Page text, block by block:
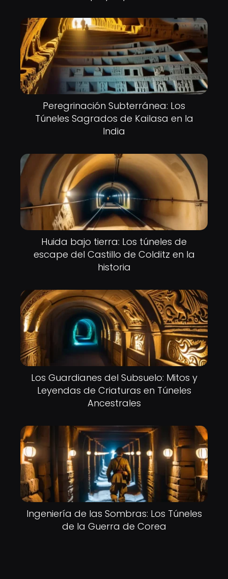
Peregrinación Subterránea: Los
Túneles Sagrados de Kailasa en la
India
Huida bajo tierra: Los túneles de
escape del Castillo de Colditz en la
historia
Los Guardianes del Subsuelo: Mitos y
Leyendas de Criaturas en Túneles
Ancestrales
Ingeniería de las Sombras: Los Túneles
de la Guerra de Corea